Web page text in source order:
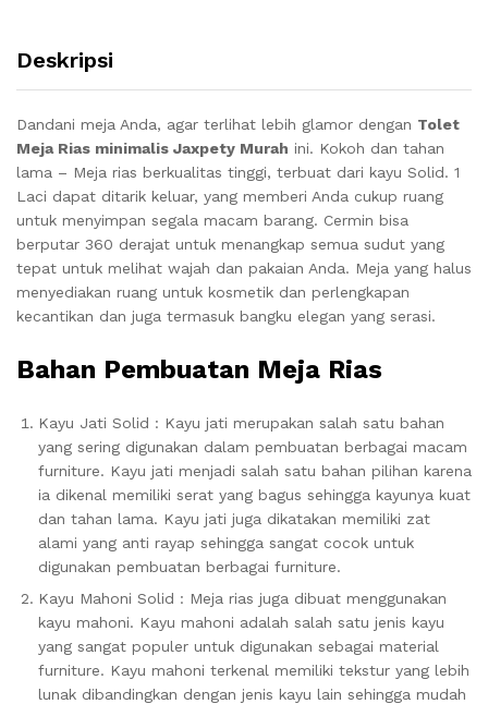
Deskripsi
Dandani meja Anda, agar terlihat lebih glamor dengan Tolet
Meja Rias minimalis Jaxpety Murah ini. Kokoh dan tahan
lama – Meja rias berkualitas tinggi, terbuat dari kayu Solid. 1
Laci dapat ditarik keluar, yang memberi Anda cukup ruang
untuk menyimpan segala macam barang. Cermin bisa
berputar 360 derajat untuk menangkap semua sudut yang
tepat untuk melihat wajah dan pakaian Anda. Meja yang halus
menyediakan ruang untuk kosmetik dan perlengkapan
kecantikan dan juga termasuk bangku elegan yang serasi.
Bahan Pembuatan Meja Rias
Kayu Jati Solid : Kayu jati merupakan salah satu bahan
yang sering digunakan dalam pembuatan berbagai macam
furniture. Kayu jati menjadi salah satu bahan pilihan karena
ia dikenal memiliki serat yang bagus sehingga kayunya kuat
dan tahan lama. Kayu jati juga dikatakan memiliki zat
alami yang anti rayap sehingga sangat cocok untuk
digunakan pembuatan berbagai furniture.
Kayu Mahoni Solid : Meja rias juga dibuat menggunakan
kayu mahoni. Kayu mahoni adalah salah satu jenis kayu
yang sangat populer untuk digunakan sebagai material
furniture. Kayu mahoni terkenal memiliki tekstur yang lebih
lunak dibandingkan dengan jenis kayu lain sehingga mudah